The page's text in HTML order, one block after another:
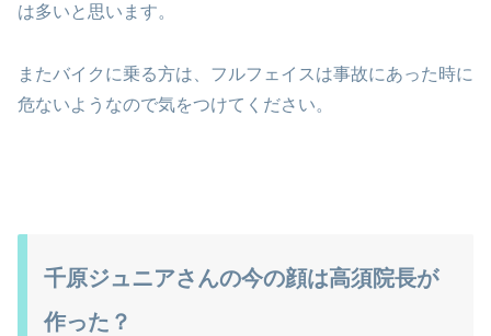
は多いと思います。
またバイクに乗る方は、フルフェイスは事故にあった時に
危ないようなので気をつけてください。
千原ジュニアさんの今の顔は高須院長が
作った？